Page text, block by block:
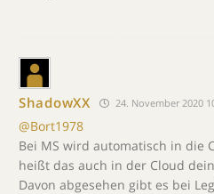
ShadowXX 24. November 2020
@Bort1978
Bei MS wird automatisch in die
heißt das auch in der Cloud
Davon abgesehen gibt es bei